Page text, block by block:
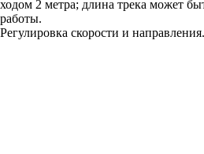
ходом 2 метра; длина трека может
работы.
Регулировка скорости и направления.